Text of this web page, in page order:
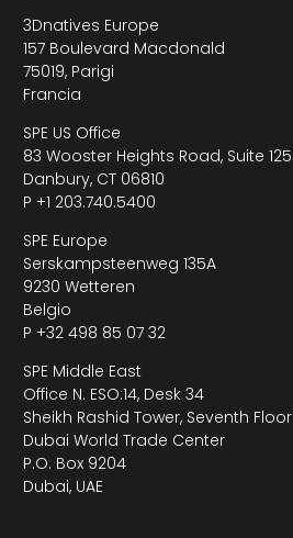
3Dnatives Europe
157 Boulevard Macdonald
75019, Parigi
Francia
SPE US Office
83 Wooster Heights Road, Suite 125
Danbury, CT 06810
P +1 203.740.5400
SPE Europe
Serskampsteenweg 135A
9230 Wetteren
Belgio
P +32 498 85 07 32
SPE Middle East
Office N. ESO:14, Desk 34
Sheikh Rashid Tower, Seventh Floor
Dubai World Trade Center
P.O. Box 9204
Dubai, UAE